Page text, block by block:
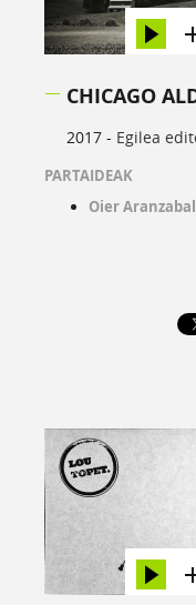
CHICAGO
2017 - Egilea
PARTAIDEAK
Oier Aranzabal